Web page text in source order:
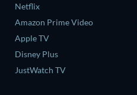
Netflix
Amazon Prime Video
Apple TV
Disney Plus
JustWatch TV